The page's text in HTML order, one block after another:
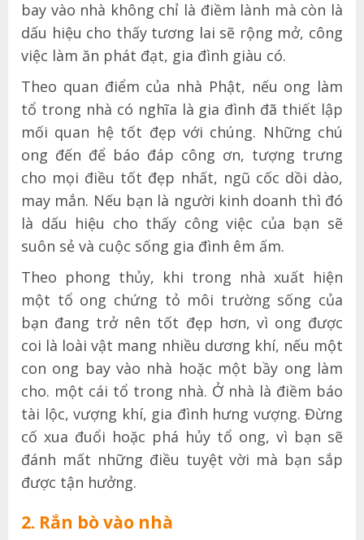
bay vào nhà không chỉ là điềm lành mà còn là
dấu hiệu cho thấy tương lai sẽ rộng mở, công
việc làm ăn phát đạt, gia đình giàu có.
Theo quan điểm của nhà Phật, nếu ong làm
tổ trong nhà có nghĩa là gia đình đã thiết lập
mối quan hệ tốt đẹp với chúng. Những chú
ong đến để báo đáp công ơn, tượng trưng
cho mọi điều tốt đẹp nhất, ngũ cốc dồi dào,
may mắn. Nếu bạn là người kinh doanh thì đó
là dấu hiệu cho thấy công việc của bạn sẽ
suôn sẻ và cuộc sống gia đình êm ấm.
Theo phong thủy, khi trong nhà xuất hiện
một tổ ong chứng tỏ môi trường sống của
bạn đang trở nên tốt đẹp hơn, vì ong được
coi là loài vật mang nhiều dương khí, nếu một
con ong bay vào nhà hoặc một bầy ong làm
cho. một cái tổ trong nhà. Ở nhà là điềm báo
tài lộc, vượng khí, gia đình hưng vượng. Đừng
cố xua đuổi hoặc phá hủy tổ ong, vì bạn sẽ
đánh mất những điều tuyệt vời mà bạn sắp
được tận hưởng.
2. Rắn bò vào nhà